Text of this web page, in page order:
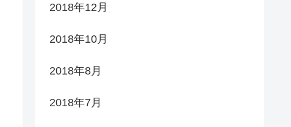
2018年12月
2018年10月
2018年8月
2018年7月